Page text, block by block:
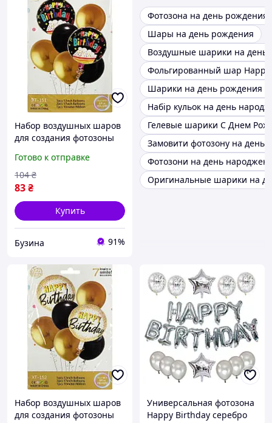
Набор воздушных шаров
для создания фотозоны
шт buzyna
Готово к отправке
83₴
104 ₴
Купить
Бузина 91%
Фотозона на день рождения
Шары на день рождения
Воздушные шарики на день
Фольгированный шар
Шарики на день рождения
Набір кульок на день
Гелевые шарики С Днем
Замовити фотозону на день
Фотозони на день
Оригинальные шарики на
Набор воздушных шаров
для создания фотозоны
Универсальная фотозона
Happy Birthday серебро